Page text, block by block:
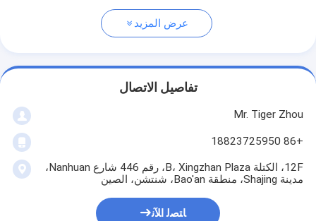
عرض المزيد
تفاصيل الاتصال
Mr. Tiger Zhou
+86 18823725950
12F، الكتلة B، Xingzhan Plaza، رقم 446 شارع Nanhuan،
مدينة Shajing، منطقة Bao'an، شنتشن، الصين
ﺎﺘﺼﻟ ﺍﻶﻧ